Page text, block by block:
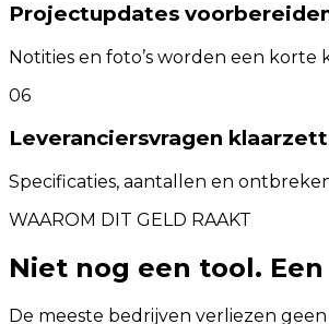
Projectupdates
Notities en foto’s worden een
06
Leveranciersvragen
Specificaties, aantallen en
WAAROM DIT GELD RAAKT
Niet nog een tool.
De meeste bedrijven verliezen